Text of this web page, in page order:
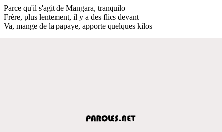
Parce qu'il s'agit de Mangara, tranquilo
Frère, plus lentement, il y a des flics devant
Va, mange de la papaye, apporte quelques kilos